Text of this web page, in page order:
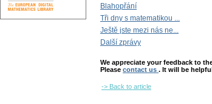
Blahopřání
Tři dny s matematikou ...
Ještě jste mezi nás ne...
Další zprávy
We appreciate your feedback to
Please contact us . It will be
-> Back to article